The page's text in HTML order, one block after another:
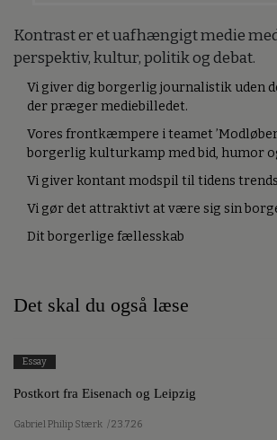
Kontrast er et uafhængigt medie
perspektiv, kultur, politik og debat.
Vi giver dig borgerlig journalistik uden
der præger mediebilledet.
Vores frontkæmpere i teamet
borgerlig kulturkamp med bid, humor
Vi giver kontant modspil til tidens
Vi gør det attraktivt at være sig sin
Dit borgerlige fællesskab
Det skal du også læse
Essay
Postkort fra Eisenach og Leipzig
Gabriel Philip Stærk / 23.7.26